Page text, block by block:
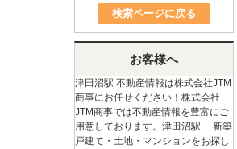
検索ページに戻る
お客様へ
津田沼駅 不動産情報は株式会社JTM
商事にお任せください！株式会社
JTM商事では不動産情報を豊富にご
用意しております。津田沼駅 新築
戸建て・土地・マンションをお探し